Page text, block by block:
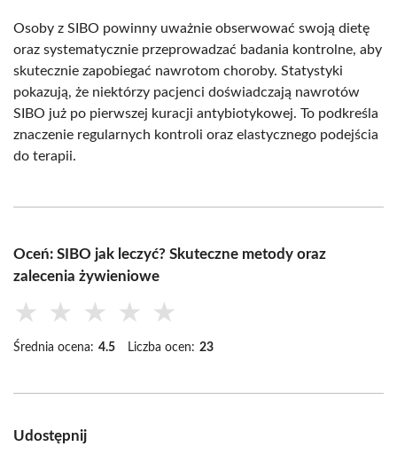
Osoby z SIBO powinny uważnie obserwować swoją dietę
oraz systematycznie przeprowadzać badania kontrolne, aby
skutecznie zapobiegać nawrotom choroby. Statystyki
pokazują, że niektórzy pacjenci doświadczają nawrotów
SIBO już po pierwszej kuracji antybiotykowej. To podkreśla
znaczenie regularnych kontroli oraz elastycznego podejścia
do terapii.
Oceń: SIBO jak leczyć? Skuteczne metody oraz
zalecenia żywieniowe
★ ★ ★ ★ ★
Średnia ocena: 4.5 Liczba ocen: 23
Udostępnij